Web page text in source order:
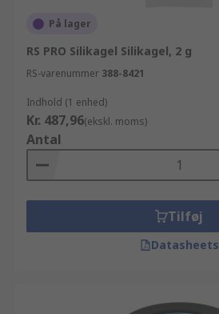
På lager
RS PRO Silikagel Silikagel, 2 g
RS-varenummer 388-8421
Indhold (1 enhed)
Kr. 487,96(ekskl. moms)
Antal
Tilføj
Datasheets